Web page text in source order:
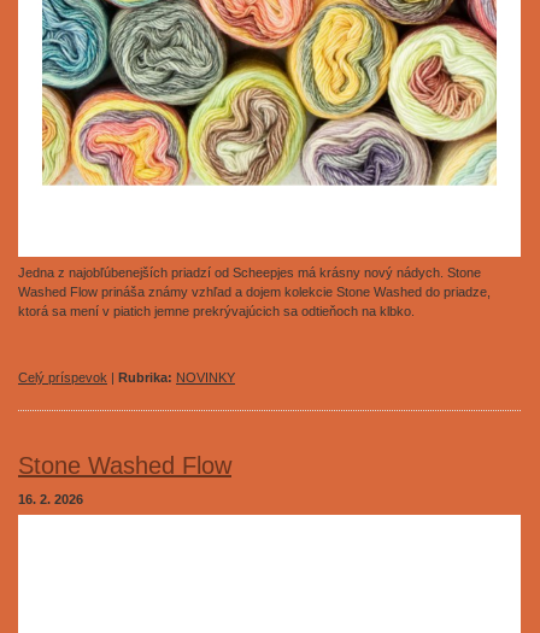
Jedna z najobľúbenejších priadzí od Scheepjes má krásny nový nádych. Stone
Washed Flow prináša známy vzhľad a dojem kolekcie Stone Washed do priadze,
ktorá sa mení v piatich jemne prekrývajúcich sa odtieňoch na klbko.
Celý príspevok | Rubrika: NOVINKY
Stone Washed Flow
16. 2. 2026